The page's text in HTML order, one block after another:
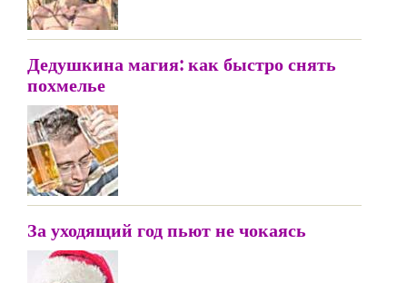
Дедушкина магия: как быстро снять
похмелье
За уходящий год пьют не чокаясь